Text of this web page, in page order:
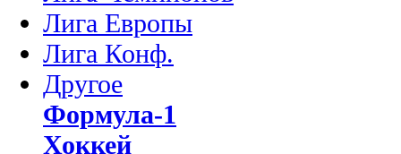
Лига Европы
Лига Конф.
Другое
Формула-1
Хоккей